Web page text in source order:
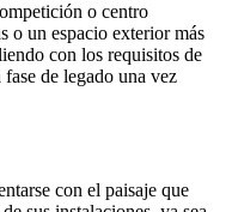
o centro
o un espacio exterior más
con los requisitos de
de legado una vez
con el paisaje que